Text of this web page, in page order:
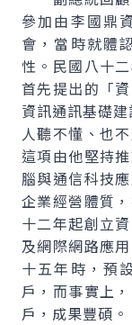
參加由李國鼎
會，當時就體
性。民國八十
首先提出的「
資訊通訊基礎
人聽不懂、也
這項由他堅持
腦與通信科技
企業經營體質
十二年起創立
及網際網路應
十五年時，預
戶，而事實上
戶，成果豐碩。